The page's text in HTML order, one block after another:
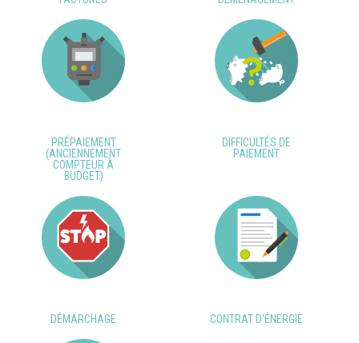
PRÉPAIEMENT
(ANCIENNEMENT
COMPTEUR À
BUDGET)
DIFFICULTÉS DE
PAIEMENT
DÉMARCHAGE CONTRAT D'ÉNERGIE